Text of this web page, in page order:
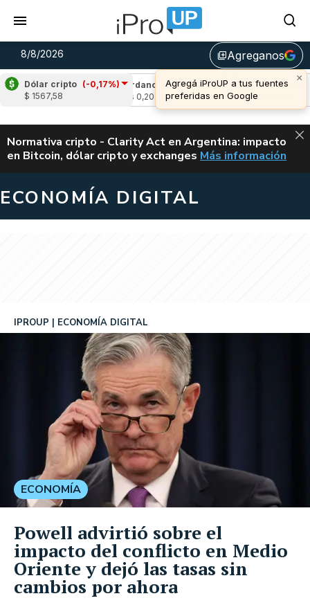
8/8/2026 library_addAgreganos
×
Agregá iProUP a tus fuentes
preferidas en Google
Dólar cripto (-0,17%)
$ 1567,58
0,06%) Cardano
(-0,83%)
u$s 0,20
Avalanche
u$s 6,54
ALERTA
Normativa cripto - Clarity Act en Argentina: impacto
en Bitcoin, dólar cripto y exchanges CLARITY ACT EN
Más información
ECONOMÍA DIGITAL
IPROUP ECONOMÍA DIGITAL
ECONOMÍA
Powell advirtió sobre el
impacto del conflicto en Medio
Oriente y dejó las tasas sin
cambios por ahora